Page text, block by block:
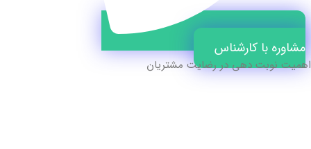
مشاوره با کارشناس
اهمیت نوبت دهی در رضایت مشتریان